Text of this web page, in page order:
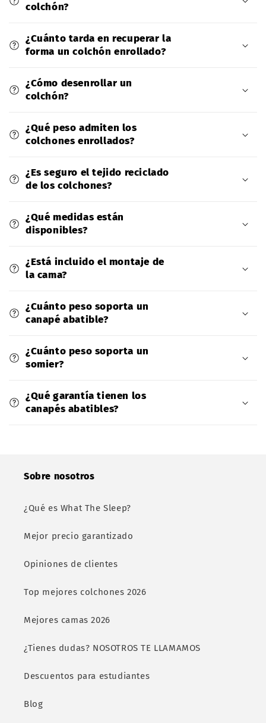
colchón?
¿Cuánto tarda en recuperar la
forma un colchón enrollado?
¿Cómo desenrollar un
colchón?
¿Qué peso admiten los
colchones enrollados?
¿Es seguro el tejido reciclado
de los colchones?
¿Qué medidas están
disponibles?
¿Está incluido el montaje de
la cama?
¿Cuánto peso soporta un
canapé abatible?
¿Cuánto peso soporta un
somier?
¿Qué garantía tienen los
canapés abatibles?
Sobre nosotros
¿Qué es What The Sleep?
Mejor precio garantizado
Opiniones de clientes
Top mejores colchones 2026
Mejores camas 2026
¿Tienes dudas? NOSOTROS TE LLAMAMOS
Descuentos para estudiantes
Blog